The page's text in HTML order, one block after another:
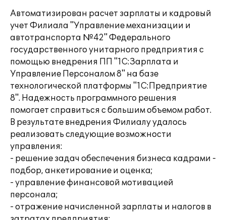
Автоматизирован расчет зарплаты и кадровый
учет Филиала "Управление механизации и
автотранспорта №42" Федерального
государственного унитарного предприятия с
помощью внедрения ПП "1С:Зарплата и
Управление Персоналом 8" на базе
технологической платформы "1С:Предприятие
8". Надежность программного решения
помогает справиться с большим объемом работ.
В результате внедрения Филиалу удалось
реализовать следующие возможности
управления:
- решение задач обеспечения бизнеса кадрами -
подбор, анкетирование и оценка;
- управление финансовой мотивацией
персонала;
- отражение начисленной зарплаты и налогов в